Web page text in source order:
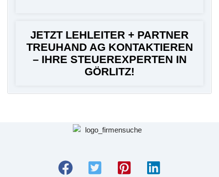
JETZT LEHLEITER + PARTNER
TREUHAND AG KONTAKTIEREN
– IHRE STEUEREXPERTEN IN
GÖRLITZ!